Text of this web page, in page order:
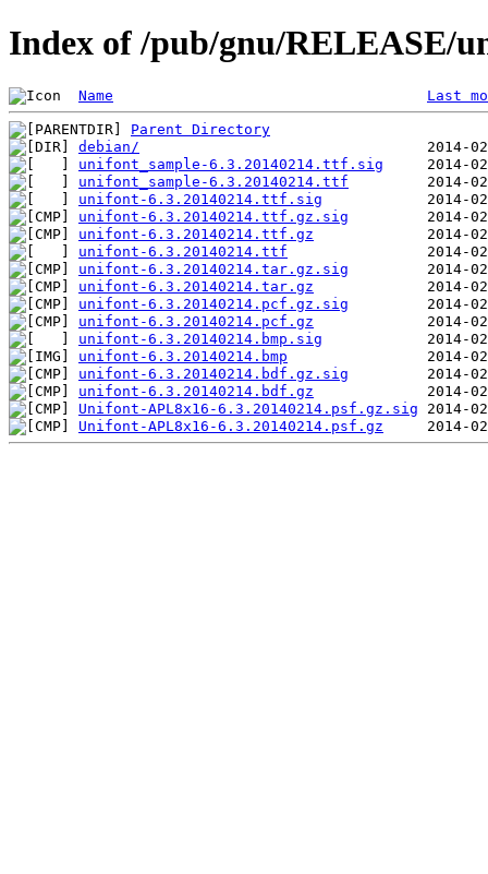
Index of /pub/gnu/RELEASE/
Name Last
Parent Directory
debian/
unifont_sample-6.3.20140214.ttf.sig
unifont_sample-6.3.20140214.ttf
unifont-6.3.20140214.ttf.sig
unifont-6.3.20140214.ttf.gz.sig
unifont-6.3.20140214.ttf.gz
unifont-6.3.20140214.ttf
unifont-6.3.20140214.tar.gz.sig
unifont-6.3.20140214.tar.gz
unifont-6.3.20140214.pcf.gz.sig
unifont-6.3.20140214.pcf.gz
unifont-6.3.20140214.bmp.sig
unifont-6.3.20140214.bmp
unifont-6.3.20140214.bdf.gz.sig
unifont-6.3.20140214.bdf.gz
Unifont-APL8x16-6.3.20140214.psf.gz.sig
Unifont-APL8x16-6.3.20140214.psf.gz